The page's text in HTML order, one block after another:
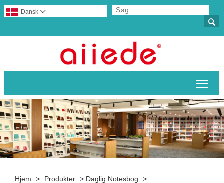

Dansk 
Hjem > Produkter > Daglig Notesbog
>